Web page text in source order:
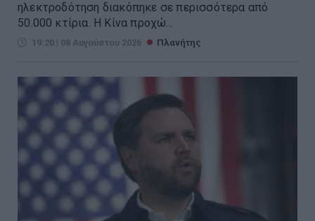
ηλεκτροδότηση διακόπηκε σε περισσότερα από
50.000 κτίρια. Η Κίνα προχώ...
19:20 | 08 Αυγούστου 2026 Πλανήτης